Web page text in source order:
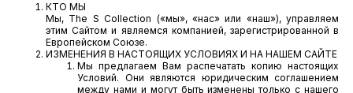
КТО МЫ
Мы, The S Collection («мы», «нас» или «наш»), управляем
этим Сайтом и являемся компанией, зарегистрированной в
Европейском Союзе.
ИЗМЕНЕНИЯ В НАСТОЯЩИХ УСЛОВИЯХ И НА НАШЕМ САЙТЕ
Мы предлагаем Вам распечатать копию настоящих
Условий. Они являются юридическим соглашением
между нами и могут быть изменены только с нашего